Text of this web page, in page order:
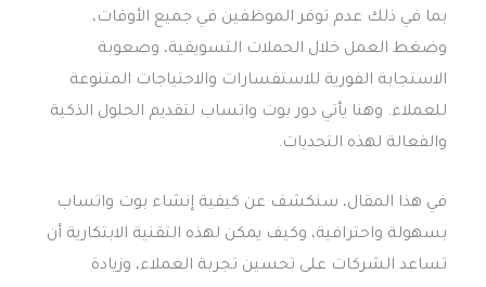
بما في ذلك عدم توفر الموظفين في جميع الأوقات،
وضغط العمل خلال الحملات التسويقية، وصعوبة
الاستجابة الفورية للاستفسارات والاحتياجات المتنوعة
للعملاء. وهنا يأتي دور بوت واتساب لتقديم الحلول الذكية
والفعالة لهذه التحديات.
في هذا المقال، سنكشف عن كيفية إنشاء بوت واتساب
بسهولة واحترافية، وكيف يمكن لهذه التقنية الابتكارية أن
تساعد الشركات على تحسين تجربة العملاء، وزيادة